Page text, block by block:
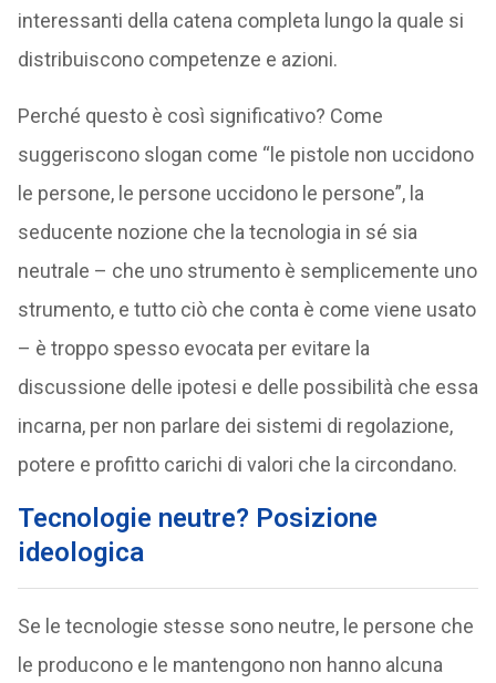
interessanti della catena completa lungo la quale si
distribuiscono competenze e azioni.
Perché questo è così significativo? Come
suggeriscono slogan come “le pistole non uccidono
le persone, le persone uccidono le persone”, la
seducente nozione che la tecnologia in sé sia
neutrale – che uno strumento è semplicemente uno
strumento, e tutto ciò che conta è come viene usato
– è troppo spesso evocata per evitare la
discussione delle ipotesi e delle possibilità che essa
incarna, per non parlare dei sistemi di regolazione,
potere e profitto carichi di valori che la circondano.
Tecnologie neutre? Posizione
ideologica
Se le tecnologie stesse sono neutre, le persone che
le producono e le mantengono non hanno alcuna